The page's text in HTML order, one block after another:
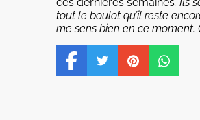
tout le boulot qu’il reste
me sens bien en ce moment.